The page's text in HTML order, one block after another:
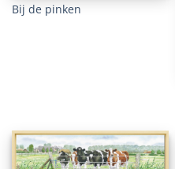
Bij de pinken